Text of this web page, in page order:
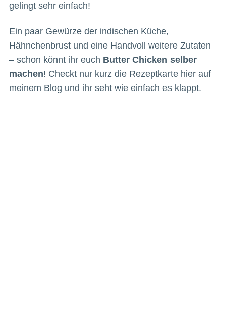
gelingt sehr einfach!
Ein paar Gewürze der indischen Küche,
Hähnchenbrust und eine Handvoll weitere Zutaten
– schon könnt ihr euch Butter Chicken selber
machen! Checkt nur kurz die Rezeptkarte hier auf
meinem Blog und ihr seht wie einfach es klappt.